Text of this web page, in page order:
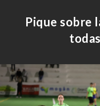
Pique sobre